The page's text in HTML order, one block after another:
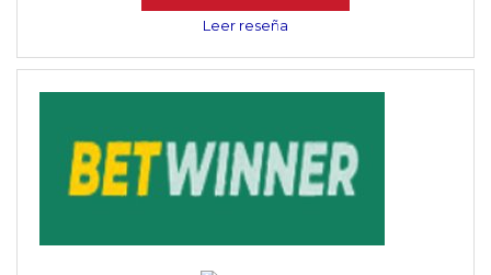
Leer reseña